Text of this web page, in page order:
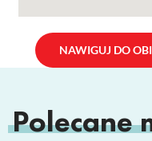
NAWIGUJ DO
Polecane